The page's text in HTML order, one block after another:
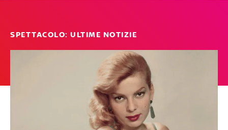
SPETTACOLO: ULTIME NOTIZIE